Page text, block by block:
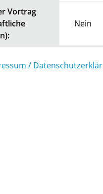
Vortrag
Nein
/